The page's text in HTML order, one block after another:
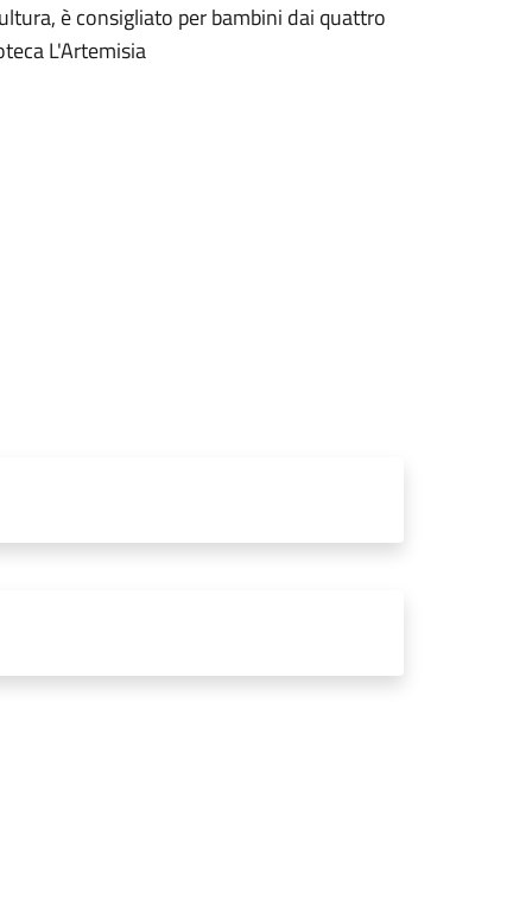
è consigliato per bambini dai quattro
L'Artemisia